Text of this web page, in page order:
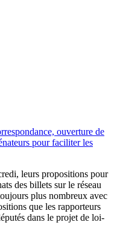
ouverture de
pour faciliter les
leurs propositions pour
des billets sur le réseau
plus nombreux avec
que les rapporteurs
dans le projet de loi-